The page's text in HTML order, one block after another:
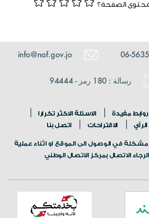
الصفحة؟
رسالة : 180 رمز - 94444
روابط مفيدة
الاسئلة الاكثر تكرارا
الاقتراحات اتصل بنا
في الوصول الى الموقع او اثناء عملية
الاتصال بمركز الاتصال الوطني